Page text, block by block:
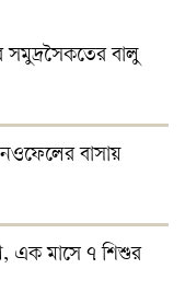
সমুদ্রসৈকতের বালু
নওফেলের বাসায়
এক মাসে ৭ শিশুর